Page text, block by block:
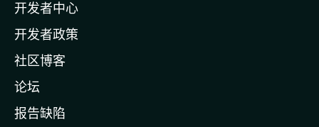
主
页
开发者中心
开发者政策
社区博客
论坛
报告缺陷